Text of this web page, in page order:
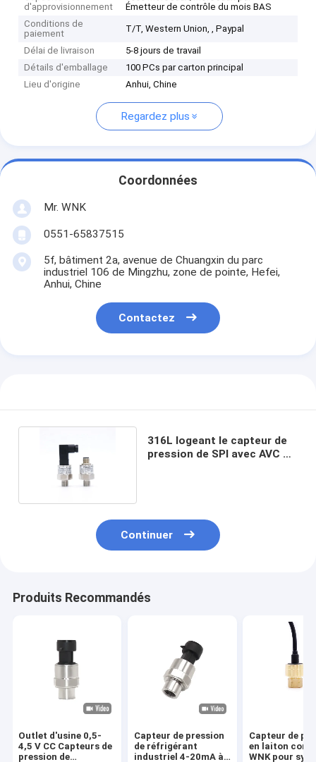
d'approvisionnement
Émetteur de contrôle du mois BAS
Conditions de
paiement
T/T, Western Union, , Paypal
Délai de livraison
5-8 jours de travail
Détails d'emballage
100 PCs par carton principal
Lieu d'origine
Anhui, Chine
Regardez plus
Coordonnées
Mr. WNK
0551-65837515
5f, bâtiment 2a, avenue de Chuangxin du parc
industriel 106 de Mingzhu, zone de pointe, Hefei,
Anhui, Chine
Contactez
316L logeant le capteur de
pression de SPI avec AVC et
Continuer
Produits Recommandés
Outlet d'usine 0,5-
4,5 V CC Capteurs de
pression de
Capteur de pression
de réfrigérant
industriel 4-20mA à
Capteur de
en laiton
WNK pour